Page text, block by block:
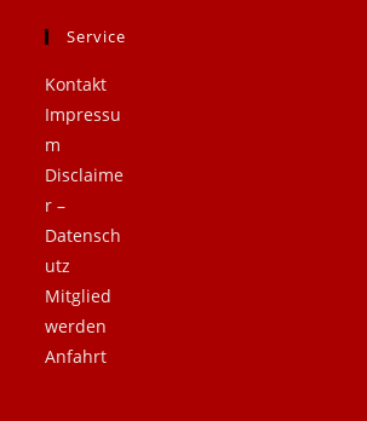
Service
Kontakt
Impressu
m
Disclaime
r –
Datensch
utz
Mitglied
werden
Anfahrt